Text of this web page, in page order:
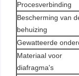
Procesverbinding
Bescherming van
behuizing
Gewatteerde
Materiaal voor
diafragma's